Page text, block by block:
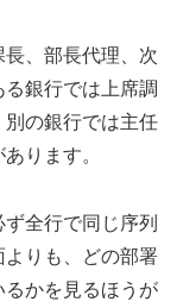
、部長代理、次
銀行では上席調
の銀行では主任
ります。
全行で同じ序列
りも、どの部署
かを見るほうが